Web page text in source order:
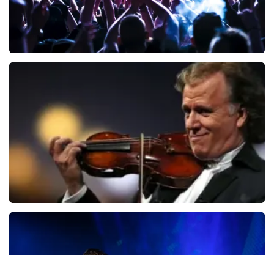
verklaren doordat wij een wederverkoper zijn van
doorverkochte tickets. Wij hopen dat u ondanks alles
toch een fantastische avond heeft gehad. Met
vriendelijke groeten, Joost Topticketshop
BESTEL NU
Andre Rieu
laatste 30 minuten